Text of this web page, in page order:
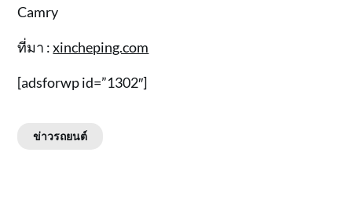
Camry
ที่มา :xincheping.com
[adsforwp id=”1302″]
ข่าวรถยนต์